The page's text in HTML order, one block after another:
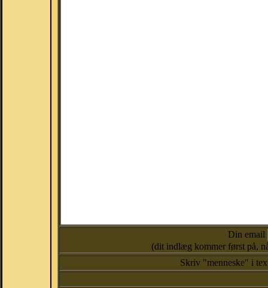
Din email
(dit indlæg kommer først på,
Skriv "menneske" i